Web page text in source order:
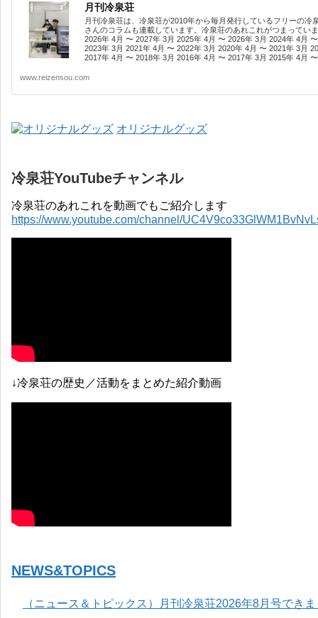
月刊冷泉荘
月刊冷泉荘は、冷泉荘が2010年から毎月発行しているフリーの
さんのコラムも連載しています。冷泉荘のあれこれがつまってい
2026年 4月 〜 2027年 3月 2025年 4月 〜 2026年 3月 2024年 4月
2023年 3月 2021年 4月 〜 2022年 3月 2020年 4月 〜 2021年 3月
2017年 4月 〜 2018年 3月 2016年 4月 〜 2017年 3月 2015年 4月
www.reizensou.com
オリジナルグッズ
冷泉荘YouTubeチャンネル
冷泉荘のあれこれを動画でもご紹介します
https://www.youtube.com/channel/
↓冷泉荘の歴史／活動をまとめた紹介動画
NEWS&TOPICS
（ニュース＆トピックス）月刊冷泉荘2026年8月号でき